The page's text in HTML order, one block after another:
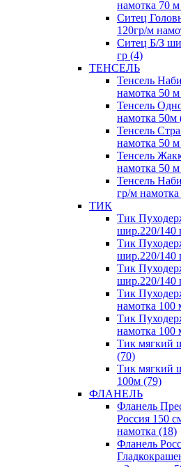
намотка 70
Ситец
120гр/м
Ситец Б/З
гр (4)
ТЕНСЕЛЬ
Тенсель
намотка 50
Тенсель
намотка 50м
Тенсель
намотка 50
Тенсель
намотка 50
Тенсель
гр/м
ТИК
Тик
шир.220/140
Тик
шир.220/140
Тик
шир.220/140
Тик
намотка 100
Тик
намотка 100
Тик мягкий
(70)
Тик мягкий
100м (79)
ФЛАНЕЛЬ
Фланель
Россия 150
намотка (18)
Фланель